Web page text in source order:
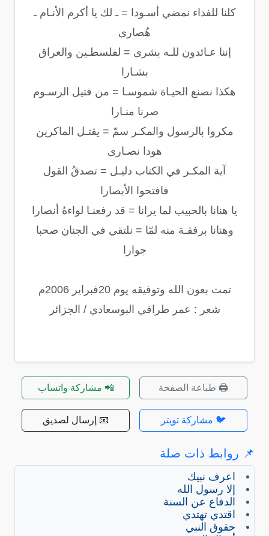
كلنا للفداء نمضي أسـودا = ـ لك يا أكرم الأنـام ـ
هُصارى
إننا عـائدون للـه بشرى = لفلسطـين والعراق
بشـارا
هكذا نصنع الحيـاة شموسـا = من فتيل الرسـوم
صرنا منـارا
مكروا بالرسول والمكـر سمّ = يقتـل الماكرين
هودا نصـارى
آية المكـر في الكتاب دليـل = تصدقُ القول
فافتحوا الأبصارا
يا هنانا بالحبيب لما يرانا = قد رفعنـا لواءهُ أنصارا
وهنانا برفقـة منه لمّا = نلتقي في الجنان صحبا
جوارا
تمت بعون الله وتوفيقه يوم 20فبراير 2006م
شعر : عمر طرافي البوسعادي / الجزائر
🖨️ طباعة الصفحة 📲 مشاركة واتساب
🐦 مشاركة تويتر 📧 إرسال لصديق
📌 روابط ذات صلة
اعرف نبيك
إلا رسول الله
الدفاع عن السنة
اقتدي تهتدي
حقوق النبي